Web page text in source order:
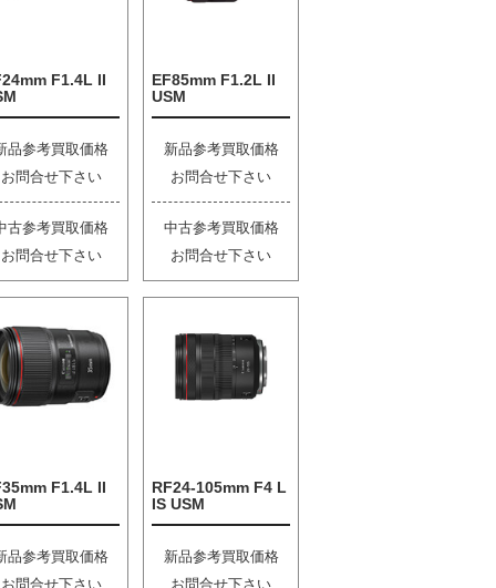
F1.4L II
品参考買取価格
お問合せ下さい
古参考買取価格
お問合せ下さい
EF85mm F1.2L II
USM
新品参考買取価格
お問合せ下さい
中古参考買取価格
お問合せ下さい
F1.4L II
品参考買取価格
お問合せ下さい
RF24-105mm F4 L
IS USM
新品参考買取価格
お問合せ下さい